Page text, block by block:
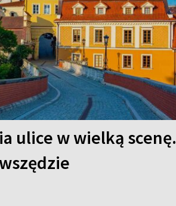
ulice w wielką scenę.